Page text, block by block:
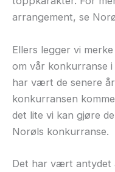
arrangement, se
Ellers legger vi
om vår konkurranse
har vært de senere
konkurransen
det lite vi kan gjøre
Norøls konkurranse.
Det har vært antydet